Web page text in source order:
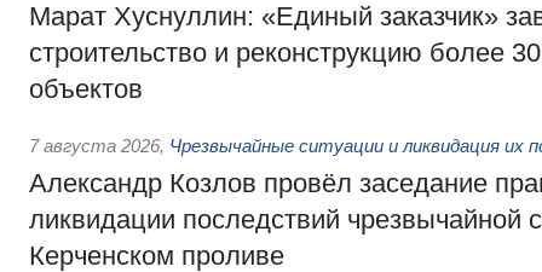
Марат Хуснуллин: «Единый заказчик»
строительство и реконструкцию более
объектов
7 августа 2026, Чрезвычайные ситуации и ликвидация их
Александр Козлов провёл заседание
ликвидации последствий чрезвычайной
Керченском проливе